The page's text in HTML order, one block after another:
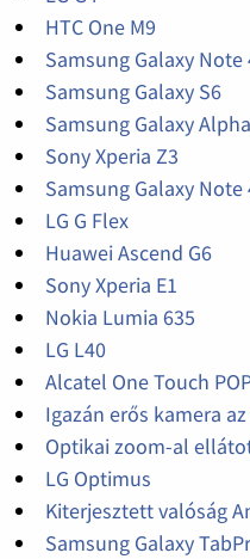
HTC One M9
Samsung Galaxy Note
Samsung Galaxy S6
Samsung Galaxy Alpha
Sony Xperia Z3
Samsung Galaxy Note
LG G Flex
Huawei Ascend G6
Sony Xperia E1
Nokia Lumia 635
LG L40
Alcatel One Touch
Igazán erős kamera
Optikai zoom-al
LG Optimus
Kiterjesztett valóság
Samsung Galaxy